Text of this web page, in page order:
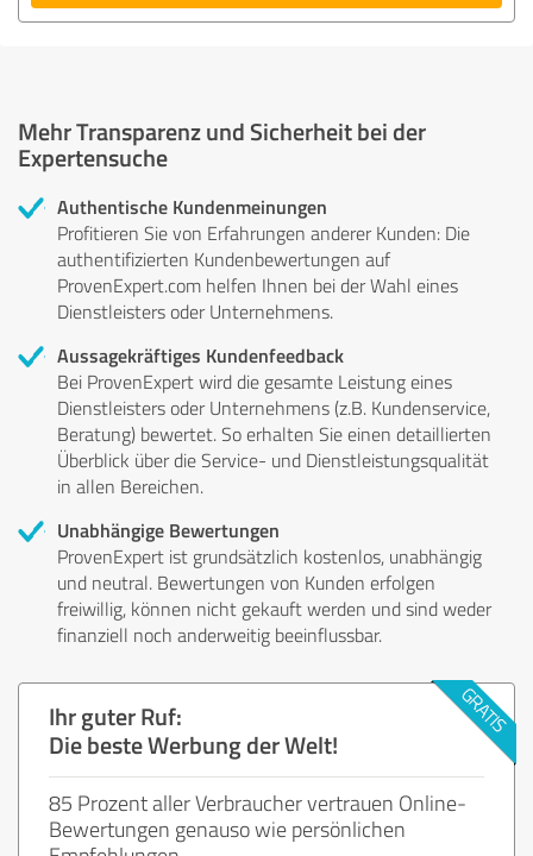
Mehr Transparenz und Sicherheit bei der
Expertensuche
Authentische Kundenmeinungen
Profitieren Sie von Erfahrungen anderer Kunden: Die
authentifizierten Kundenbewertungen auf
ProvenExpert.com helfen Ihnen bei der Wahl eines
Dienstleisters oder Unternehmens.
Aussagekräftiges Kundenfeedback
Bei ProvenExpert wird die gesamte Leistung eines
Dienstleisters oder Unternehmens (z.B. Kundenservice,
Beratung) bewertet. So erhalten Sie einen detaillierten
Überblick über die Service- und Dienstleistungsqualität
in allen Bereichen.
Unabhängige Bewertungen
ProvenExpert ist grundsätzlich kostenlos, unabhängig
und neutral. Bewertungen von Kunden erfolgen
freiwillig, können nicht gekauft werden und sind weder
finanziell noch anderweitig beeinflussbar.
Ihr guter Ruf:
Die beste Werbung der Welt!
85 Prozent aller Verbraucher vertrauen Online-
Bewertungen genauso wie persönlichen